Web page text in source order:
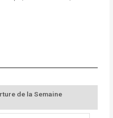
de la Semaine